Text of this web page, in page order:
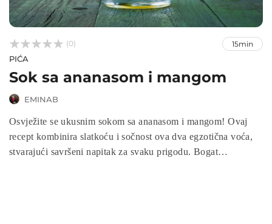


 (0) 15min
PIĆA
Sok sa ananasom i mangom
EMINAB
Osvježite se ukusnim sokom sa ananasom i mangom! Ovaj
recept kombinira slatkoću i sočnost ova dva egzotična voća,
stvarajući savršeni napitak za svaku prigodu. Bogat